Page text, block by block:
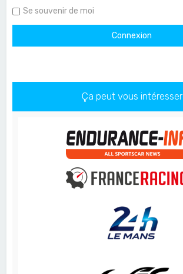
Se souvenir de moi
Ça peut vous intéresser